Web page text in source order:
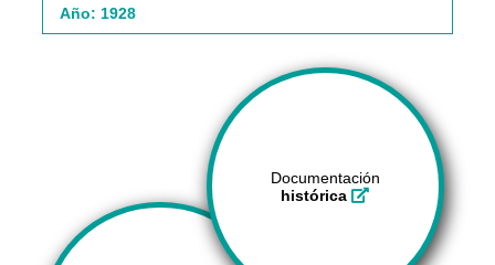
Año: 1928
Documentación
histórica